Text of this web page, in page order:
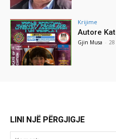
Krijime
Autore
Gjin Musa -
LINI NJË PËRGJIGJE